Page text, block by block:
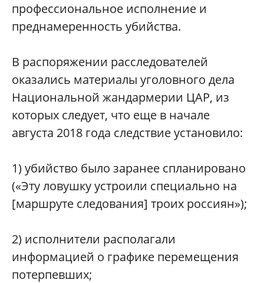
профессиональное исполнение и
преднамеренность убийства.
В распоряжении расследователей
оказались материалы уголовного дела
Национальной жандармерии ЦАР, из
которых следует, что еще в начале
августа 2018 года следствие установило:
1) убийство было заранее спланировано
(«Эту ловушку устроили специально на
[маршруте следования] троих россиян»);
2) исполнители располагали
информацией о графике перемещения
потерпевших;